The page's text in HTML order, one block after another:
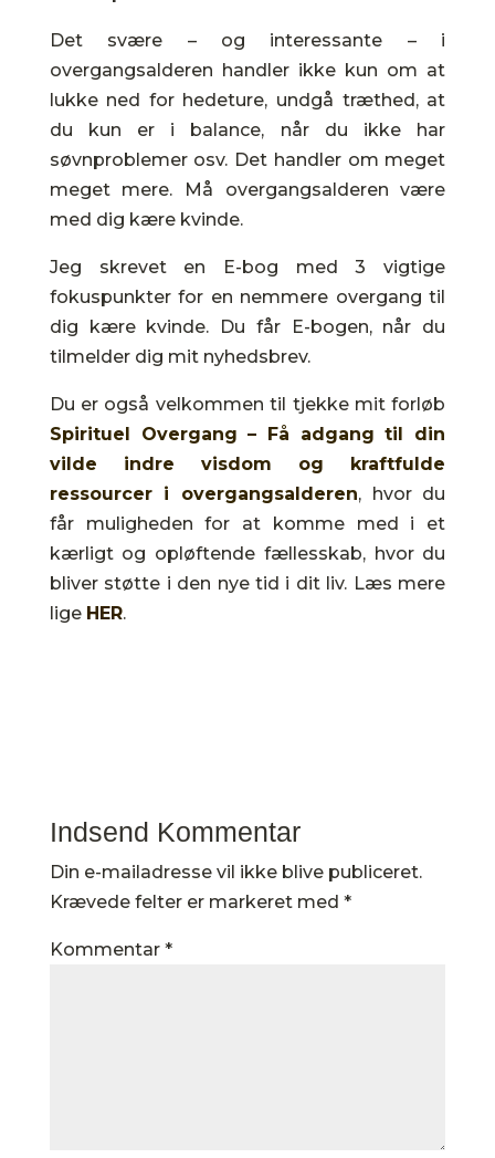
Det svære – og interessante – i
overgangsalderen handler ikke kun om at
lukke ned for hedeture, undgå træthed, at
du kun er i balance, når du ikke har
søvnproblemer osv. Det handler om meget
meget mere. Må overgangsalderen være
med dig kære kvinde.
Jeg skrevet en E-bog med 3 vigtige
fokuspunkter for en nemmere overgang til
dig kære kvinde. Du får E-bogen, når du
tilmelder dig mit nyhedsbrev.
Du er også velkommen til tjekke mit forløb
Spirituel Overgang – Få adgang til din
vilde indre visdom og kraftfulde
ressourcer i overgangsalderen, hvor du
får muligheden for at komme med i et
kærligt og opløftende fællesskab, hvor du
bliver støtte i den nye tid i dit liv. Læs mere
lige HER.
Indsend Kommentar
Din e-mailadresse vil ikke blive publiceret.
Krævede felter er markeret med *
Kommentar *